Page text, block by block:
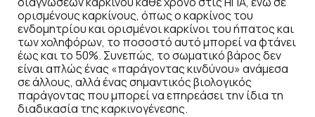
ορισμένους καρκίνους, όπως ο καρκίνος του
ενδομητρίου και ορισμένοι καρκίνοι του ήπατος και
των χοληφόρων, το ποσοστό αυτό μπορεί να φτάνει
έως και το 50%. Συνεπώς, το σωματικό βάρος δεν
είναι απλώς ένας «παράγοντας κινδύνου» ανάμεσα
σε άλλους, αλλά ένας σημαντικός βιολογικός
παράγοντας που μπορεί να επηρεάσει την ίδια τη
διαδικασία της καρκινογένεσης.